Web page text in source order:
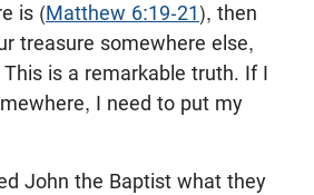
is (Matthew 6:19-21), then
treasure somewhere else,
is a remarkable truth. If I
I need to put my
John the Baptist what they